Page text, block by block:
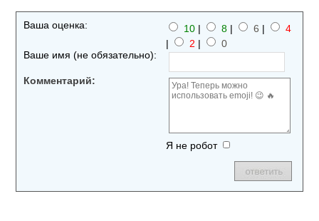
Ваша оценка: 10 | 8 | 6 |
4
|
2 |
0
Ваше имя (не обязательно):
Комментарий:
Я не робот